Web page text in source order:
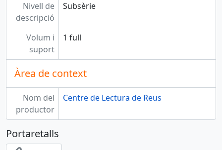
Nivell de
descripció
Subsèrie
Volum i
suport
1 full
Àrea de context
Nom del
productor
Centre de Lectura de Reus
Portaretalls